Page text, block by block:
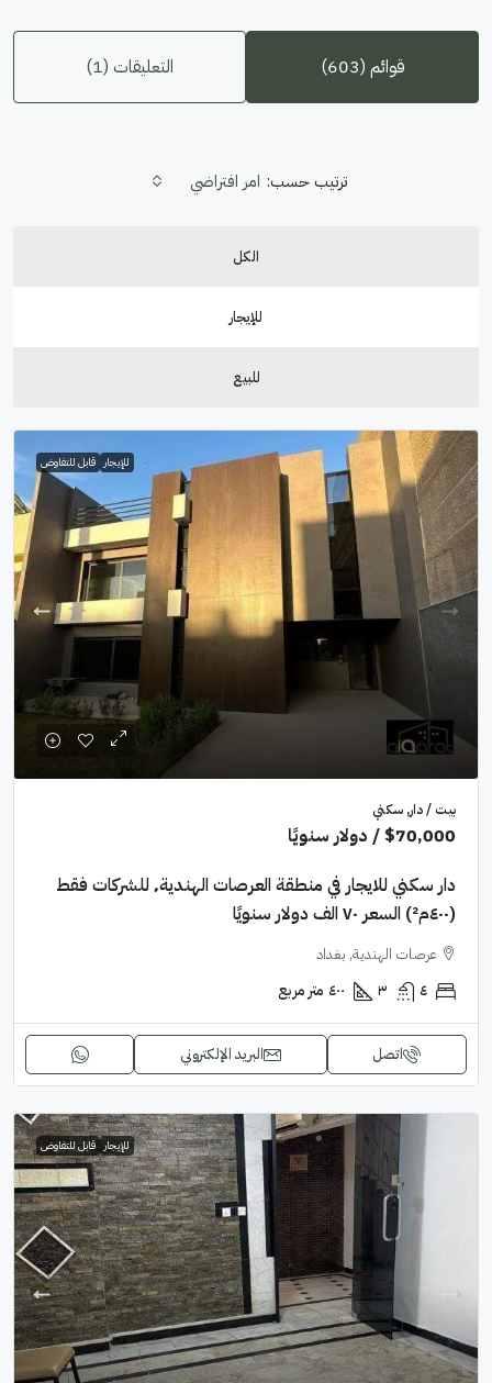
قوائم (603) التعليقات (1)
الكل
للإيجار
للبيع
ترتيب حسب: امر افتراضي
للإيجار قابل للتفاوض
بيت / دار, سكني
$70,000 / دولار سنويًا
دار سكني للايجار في منطقة العرصات الهندية٬ للشركات فقط
(٤٠٠م²) السعر ٧٠ الف دولار سنويًا
عرصات الهندية, بغداد
٤ ٣ ٤٠٠ متر مربع
اتصل البريد الإلكتروني
للإيجار قابل للتفاوض